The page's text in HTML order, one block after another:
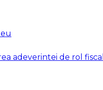
adeverintei de rol fiscal